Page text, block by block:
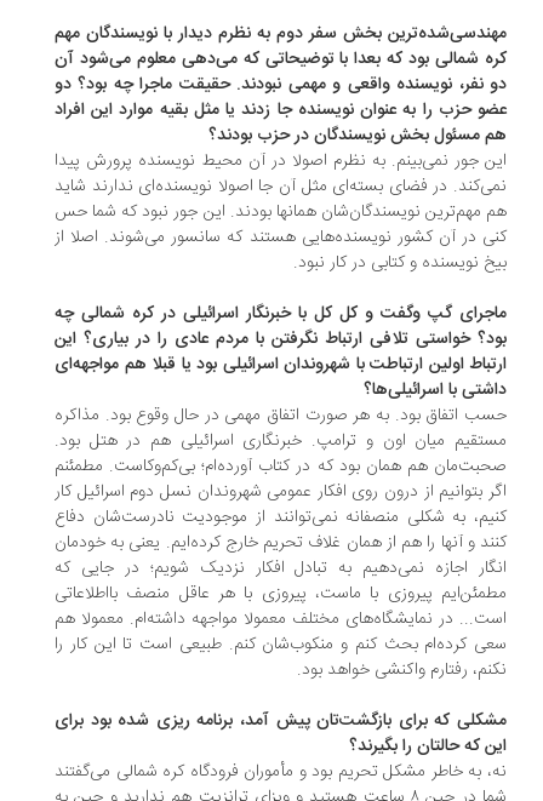
بخش سفر دوم به نظرم دیدار با نویسندگان مهم
شمالی بود که بعدا با توضیحاتی که می‌دهی معلوم می‌شود آن
نفر، نویسنده واقعی و مهمی نبودند. حقیقت ماجرا چه بود؟ دو
حزب را به عنوان نویسنده جا زدند یا مثل بقیه موارد این افراد
مسئول بخش نویسندگان در حزب بودند؟
جور نمی‌بینم. به نظرم اصولا در آن محیط نویسنده پرورش پیدا
در فضای بسته‌ای مثل آن جا اصولا نویسنده‌ای ندارند شاید
مهم‌ترین نویسندگان‌شان همانها بودند. این جور نبود که شما حس
در آن کشور نویسنده‌هایی هستند که سانسور می‌شوند. اصلا از
نویسنده و کتابی در کار نبود.
گپ وگفت و کل کل با خبرنگار اسرائیلی در کره شمالی چه
خواستی تلافی ارتباط نگرفتن با مردم عادی را در بیاری؟ این
اولین ارتباطت با شهروندان اسرائیلی بود یا قبلا هم مواجهه‌ای
با اسرائیلی‌ها؟
اتفاق بود. به هر صورت اتفاق مهمی در حال وقوع بود. مذاکره
میان اون و ترامپ. خبرنگاری اسرائیلی هم در هتل بود.
هم همان بود که در کتاب آورده‌ام؛ بی‌کم‌وکاست. مطمئنم
بتوانیم از درون روی افکار عمومی شهروندان نسل دوم اسرائیل کار
به شکلی منصفانه نمی‌توانند از موجودیت نادرست‌شان دفاع
و آنها را هم از همان غلاف تحریم خارج کرده‌ایم. یعنی به خودمان
اجازه نمی‌دهیم به تبادل افکار نزدیک شویم؛ در جایی که
پیروزی با ماست، پیروزی با هر عاقل منصف بااطلاعاتی
در نمایشگاه‌های مختلف معمولا مواجهه داشته‌ام. معمولا هم
کرده‌ام بحث کنم و منکوب‌شان کنم. طبیعی است تا این کار را
رفتارم واکنشی خواهد بود.
که برای بازگشت‌تان پیش آمد، برنامه ریزی شده بود برای
که حالتان را بگیرند؟
به خاطر مشکل تحریم بود و مأموران فرودگاه کره شمالی می‌گفتند